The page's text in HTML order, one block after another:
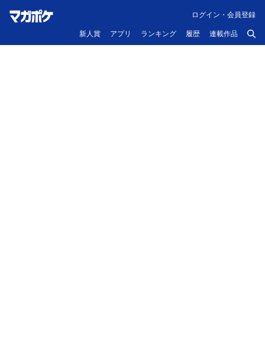
新人賞 アプリ ランキング 履歴 連載作品
ログイン・会員登録